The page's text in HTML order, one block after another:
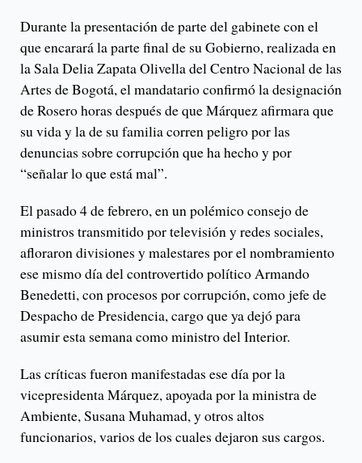
Durante la presentación de parte del gabinete con el
que encarará la parte final de su Gobierno, realizada en
la Sala Delia Zapata Olivella del Centro Nacional de las
Artes de Bogotá, el mandatario confirmó la designación
de Rosero horas después de que Márquez afirmara que
su vida y la de su familia corren peligro por las
denuncias sobre corrupción que ha hecho y por
“señalar lo que está mal”.
El pasado 4 de febrero, en un polémico consejo de
ministros transmitido por televisión y redes sociales,
afloraron divisiones y malestares por el nombramiento
ese mismo día del controvertido político Armando
Benedetti, con procesos por corrupción, como jefe de
Despacho de Presidencia, cargo que ya dejó para
asumir esta semana como ministro del Interior.
Las críticas fueron manifestadas ese día por la
vicepresidenta Márquez, apoyada por la ministra de
Ambiente, Susana Muhamad, y otros altos
funcionarios, varios de los cuales dejaron sus cargos.